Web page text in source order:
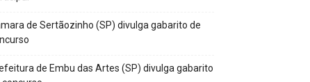
de Sertãozinho (SP) divulga gabarito de
de Embu das Artes (SP) divulga gabarito